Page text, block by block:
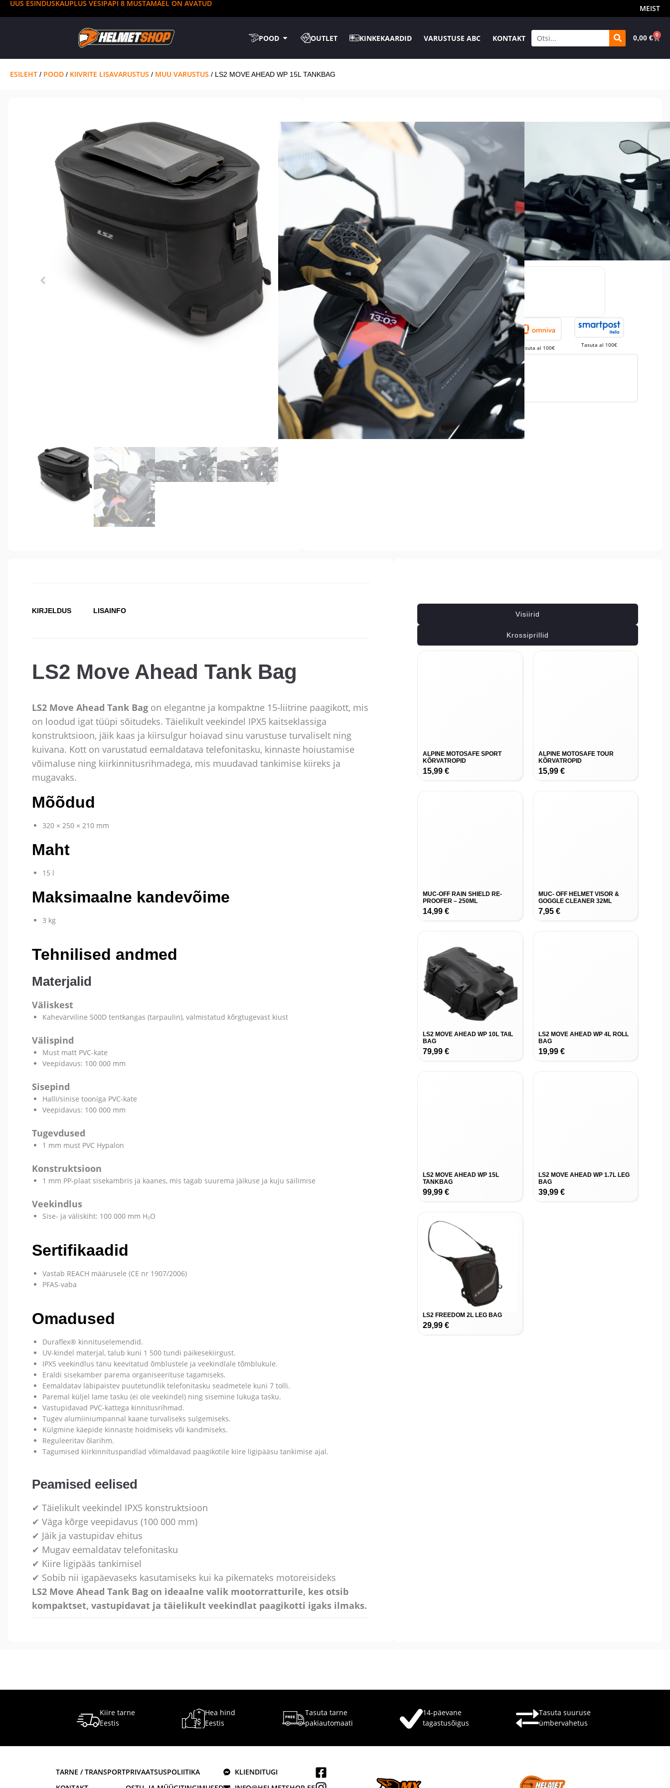
UUS ESINDUSKAUPLUS VESIPAPI 8 MUSTAMÄEL ON AVATUD
MEIST
POOD OUTLET KINKEKAARDID VARUSTUSE ABC KONTAKT 0,00€ 0
ESILEHT / POOD / KIIVRITE LISAVARUSTUS / MUU VARUSTUS / LS2 MOVE AHEAD WP 15L TANKBAG
TASUTA tarne
14-päevane
tagastusõigus
Tasuta suuruse
ümbervahetus 30p
LS2 MOVE AHEAD WP 15L TANKBAG
LISA KORVI
99,99€
MAKSA 3 OSAS LISATASUTA
33,33 € 33,33 €+ 33,33 €
0% intress Osta kohe, maksa hiljem!
Tasuta kauplusest
Tasuta
Tasuta al 50€
Tasuta al 100€ Tasuta al 100€
Tasuta tarneJärelmaks Järelmaks
KIRJELDUS LISAINFO
LS2 Move Ahead Tank Bag
LS2 Move Ahead Tank Bag on elegantne ja kompaktne 15-liitrine paagikott, mis
on loodud igat tüüpi sõitudeks. Täielikult veekindel IPX5 kaitseklassiga
konstruktsioon, jäik kaas ja kiirsulgur hoiavad sinu varustuse turvaliselt ning
kuivana. Kott on varustatud eemaldatava telefonitasku, kinnaste hoiustamise
võimaluse ning kiirkinnitusrihmadega, mis muudavad tankimise kiireks ja
mugavaks.
Mõõdud
320 × 250 × 210 mm
Maht
15 l
Maksimaalne kandevõime
3 kg
Tehnilised andmed
Materjalid
Väliskest
Kahevärviline 500D tentkangas (tarpaulin), valmistatud kõrgtugevast kiust
Välispind
Must matt PVC-kate
Veepidavus: 100 000 mm
Sisepind
Halli/sinise tooniga PVC-kate
Veepidavus: 100 000 mm
Tugevdused
1 mm must PVC Hypalon
Konstruktsioon
1 mm PP-plaat sisekambris ja kaanes, mis tagab suurema jäikuse ja kuju säilimise
Veekindlus
Sise- ja väliskiht: 100 000 mm H₂O
Sertifikaadid
Vastab REACH määrusele (CE nr 1907/2006)
PFAS-vaba
Omadused
Duraflex® kinnituselemendid.
UV-kindel materjal, talub kuni 1 500 tundi päikesekiirgust.
IPX5 veekindlus tänu keevitatud õmblustele ja veekindlale tõmblukule.
Eraldi sisekamber parema organiseerituse tagamiseks.
Eemaldatav läbipaistev puutetundlik telefonitasku seadmetele kuni 7 tolli.
Paremal küljel lame tasku (ei ole veekindel) ning sisemine lukuga tasku.
Vastupidavad PVC-kattega kinnitusrihmad.
Tugev alumiiniumpannal kaane turvaliseks sulgemiseks.
Külgmine käepide kinnaste hoidmiseks või kandmiseks.
Reguleeritav õlarihm.
Tagumised kiirkinnituspandlad võimaldavad paagikotile kiire ligipääsu tankimise ajal.
Peamised eelised
✔ Täielikult veekindel IPX5 konstruktsioon
✔ Väga kõrge veepidavus (100 000 mm)
✔ Jäik ja vastupidav ehitus
✔ Mugav eemaldatav telefonitasku
✔ Kiire ligipääs tankimisel
✔ Sobib nii igapäevaseks kasutamiseks kui ka pikemateks motoreisideks
LS2 Move Ahead Tank Bag on ideaalne valik mootorratturile, kes otsib
kompaktset, vastupidavat ja täielikult veekindlat paagikotti igaks ilmaks.
Visiirid
Krossiprillid
ALPINE MOTOSAFE SPORT
KÕRVATROPID
15,99€
ALPINE MOTOSAFE TOUR
KÕRVATROPID
15,99 €
MUC-OFF RAIN SHIELD RE-
PROOFER – 250ML
14,99€
MUC- OFF HELMET VISOR &
GOGGLE CLEANER 32ML
7,95 €
LS2 MOVE AHEAD WP 10L TAIL
BAG
79,99€
LS2 MOVE AHEAD WP 4L ROLL
BAG
19,99 €
LS2 MOVE AHEAD WP 15L
TANKBAG
99,99€
LS2 MOVE AHEAD WP 1.7L LEG
BAG
39,99 €
LS2 FREEDOM 2L LEG BAG
29,99€
Kiire tarne
Eestis
Hea hind
Eestis
Tasuta tarne
pakiautomaati
14-päevane
tagastusõigus
Tasuta suuruse
ümbervahetus
TARNE / TRANSPORTPRIVAATSUSPOLIITIKA
KLIENDITUGI